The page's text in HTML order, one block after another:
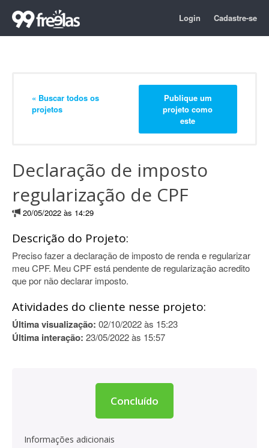
Login Cadastre-se
« Buscar todos os
projetos
Publique um
projeto como
este
Declaração de imposto
regularização de CPF
20/05/2022 às 14:29
Descrição do Projeto:
Preciso fazer a declaração de imposto de renda e regularizar
meu CPF. Meu CPF está pendente de regularização acredito
que por não declarar imposto.
Atividades do cliente nesse projeto:
Última visualização: 02/10/2022 às 15:23
Última interação: 23/05/2022 às 15:57
Concluído
Informações adicionais